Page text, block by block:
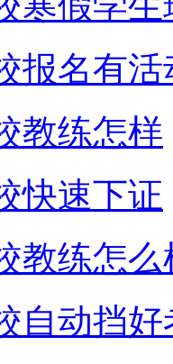
报名有活
教练怎样
快速下证
教练怎么
自动挡好